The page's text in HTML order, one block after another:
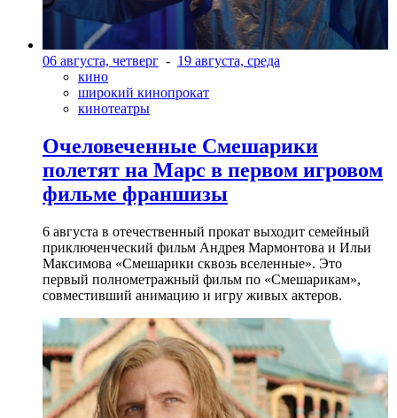
06 августа, четверг - 19 августа, среда
кино
широкий кинопрокат
кинотеатры
Очеловеченные Смешарики
полетят на Марс в первом игровом
фильме франшизы
6 августа в отечественный прокат выходит семейный
приключенческий фильм Андрея Мармонтова и Ильи
Максимова «Смешарики сквозь вселенные». Это
первый полнометражный фильм по «Смешарикам»,
совместивший анимацию и игру живых актеров.